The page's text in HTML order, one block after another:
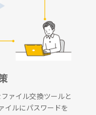
ァイル交換ツールと
イルにパスワードを